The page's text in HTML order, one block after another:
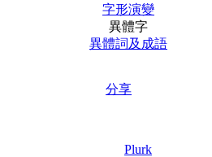
字形演變
異體字
異體詞及成語
分享
Plurk